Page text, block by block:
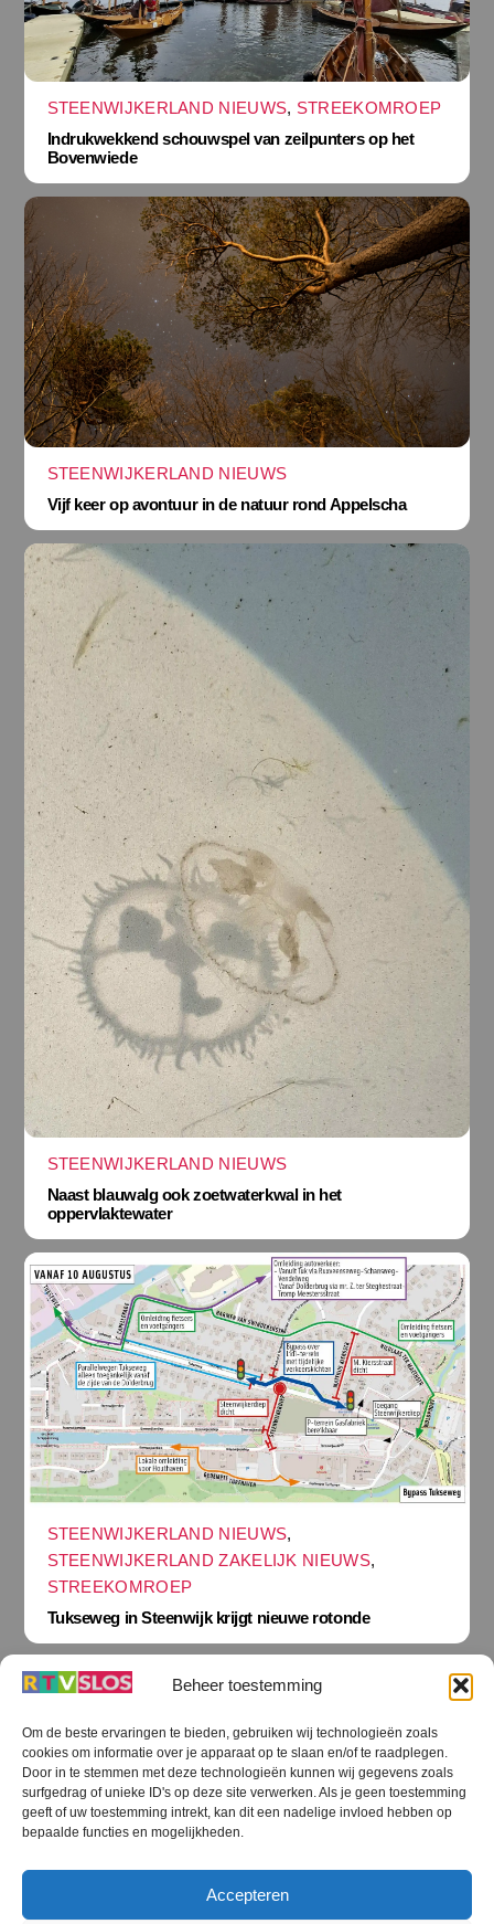
Beheer toestemming
Om de beste ervaringen te bieden, gebruiken wij technologieën zoals
cookies om informatie over je apparaat op te slaan en/of te raadplegen.
Door in te stemmen met deze technologieën kunnen wij gegevens zoals
surfgedrag of unieke ID's op deze site verwerken. Als je geen toestemming
geeft of uw toestemming intrekt, kan dit een nadelige invloed hebben op
bepaalde functies en mogelijkheden.
Accepteren
STEENWIJKERLAND NIEUWS, STREEKOMROEP
Indrukwekkend schouwspel van zeilpunters op het
Bovenwiede
STEENWIJKERLAND NIEUWS
Vijf keer op avontuur in de natuur rond Appelscha
STEENWIJKERLAND NIEUWS
Naast blauwalg ook zoetwaterkwal in het
oppervlaktewater
STEENWIJKERLAND NIEUWS,
STEENWIJKERLAND ZAKELIJK NIEUWS,
STREEKOMROEP
Tukseweg in Steenwijk krijgt nieuwe rotonde
Terug
naar
boven
RTV SLOS
RTV SLOS ANBI